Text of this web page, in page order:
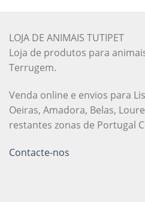
LOJA DE ANIMAIS TUTIPET
Loja de produtos para
Terrugem.
Venda online e envios para
Oeiras, Amadora, Belas,
restantes zonas de Portugal
Contacte-nos